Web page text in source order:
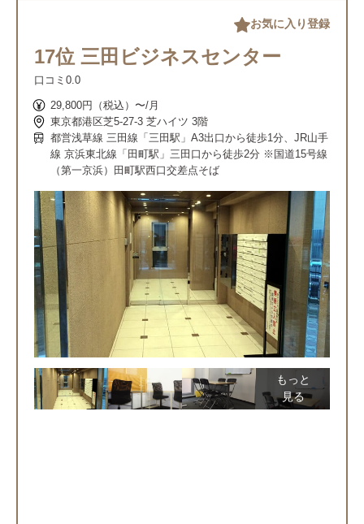
17位 三田ビジネスセンター
口コミ 0.0
29,800円（税込）〜/月
東京都港区芝5-27-3 芝ハイツ 3階
都営浅草線 三田線「三田駅」A3出口から徒歩1分、JR山手
線 京浜東北線「田町駅」三田口から徒歩2分 ※国道15号線
（第一京浜）田町駅西口交差点そば
お気に入り登録
もっと
見る